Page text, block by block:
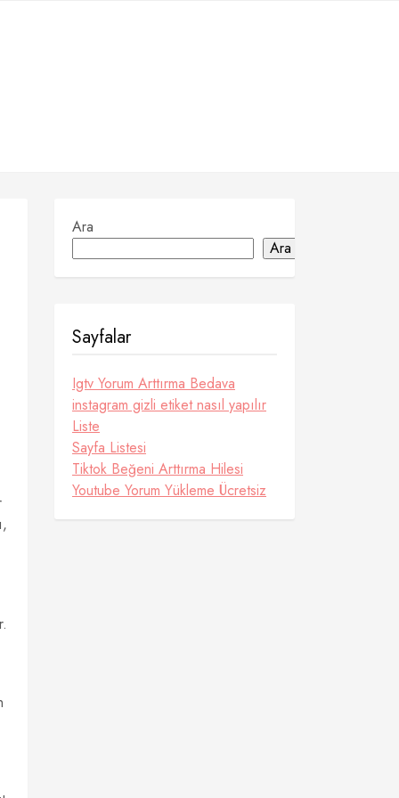
Ara
Ara
Sayfalar
Igtv Yorum Arttırma Bedava
instagram gizli etiket nasıl yapılır
Liste
Sayfa Listesi
Tiktok Beğeni Arttırma Hilesi
Youtube Yorum Yükleme Ücretsiz